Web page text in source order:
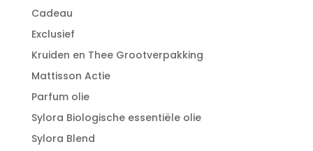
Cadeau
Exclusief
Kruiden en Thee Grootverpakking
Mattisson Actie
Parfum olie
Sylora Biologische essentiële olie
Sylora Blend